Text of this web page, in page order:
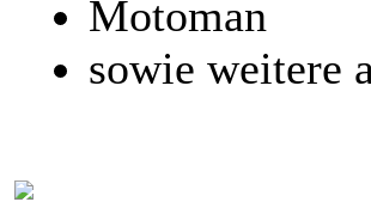
Motoman
sowie weitere